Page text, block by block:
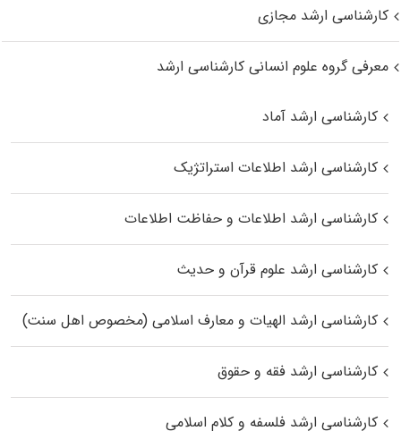
کارشناسی ارشد مجازی
معرفی گروه علوم انسانی کارشناسی ارشد
کارشناسی ارشد آماد
کارشناسی ارشد اطلاعات استراتژیک
کارشناسی ارشد اطلاعات و حفاظت اطلاعات
کارشناسی ارشد علوم قرآن و حدیث
کارشناسی ارشد الهیات و معارف اسلامی (مخصوص اهل سنت)
کارشناسی ارشد فقه و حقوق
کارشناسی ارشد فلسفه و کلام اسلامی